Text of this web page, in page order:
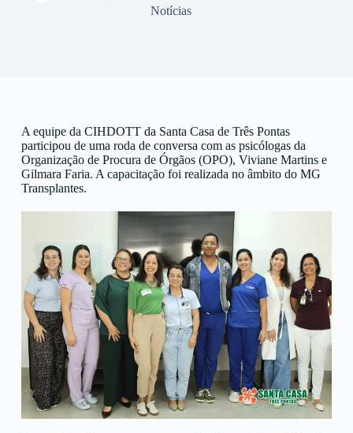
Notícias
A equipe da CIHDOTT da Santa Casa de Três Pontas
participou de uma roda de conversa com as psicólogas da
Organização de Procura de Órgãos (OPO), Viviane Martins e
Gilmara Faria. A capacitação foi realizada no âmbito do MG
Transplantes.